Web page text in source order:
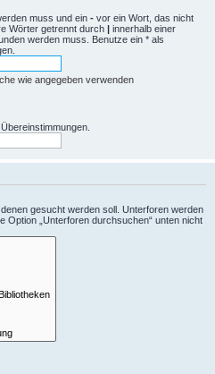
muss und ein - vor ein Wort, das nicht
Wörter getrennt durch | innerhalb einer
werden muss. Benutze ein * als
wie angegeben verwenden
gesucht werden soll. Unterforen werden
Option „Unterforen durchsuchen“ unten nicht